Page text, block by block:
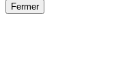
Fermer